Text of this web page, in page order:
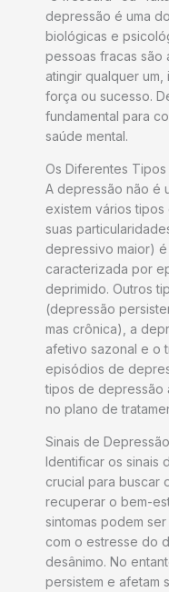
depressão é uma
biológicas e
pessoas fracas são
atingir qualquer
força ou sucesso.
fundamental para
saúde mental.
Os Diferentes
A depressão não é
existem vários
suas
depressivo maior) é
caracterizada por
deprimido. Outros
(depressão
mas crônica), a
afetivo sazonal e o
episódios de
tipos de depressão
no plano de
Sinais de
Identificar os sinais
crucial para buscar
recuperar o bem-
sintomas podem
com o estresse do
desânimo. No
persistem e afetam